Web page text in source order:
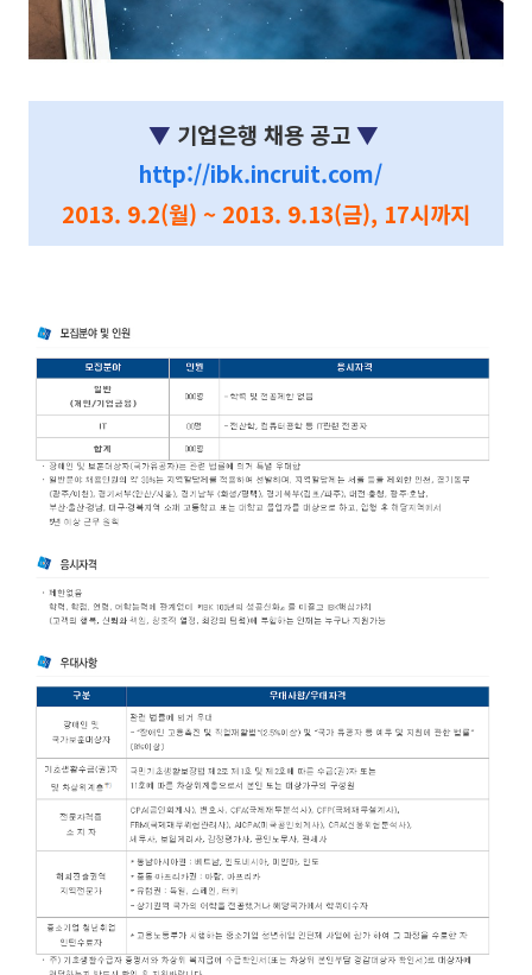
▼ 기업은행 채용 공고▼
http://ibk.incruit.com/
2013. 9.2(월) ~ 2013. 9.13(금), 17시까지